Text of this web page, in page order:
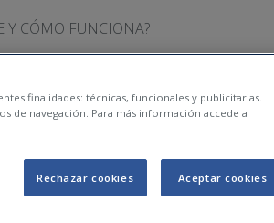
Y CÓMO FUNCIONA?
Y
finalidades: técnicas, funcionales y publicitarias.
de navegación. Para más información accede a
Rechazar cookies Aceptar cookies